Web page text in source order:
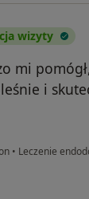
wizyty
mi
i
• Leczenie